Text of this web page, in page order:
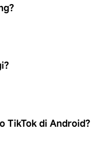
TikTok di Android?